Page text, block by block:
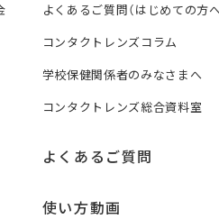
よくあるご質問（はじめての方へ
コンタクトレンズコラム
学校保健関係者のみなさまへ
コンタクトレンズ総合資料室
よくあるご質問
使い方動画